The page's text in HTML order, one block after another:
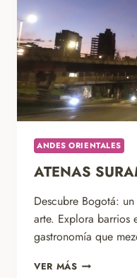
ANDES ORIENTALES
ATENAS
Descubre Bogotá:
arte. Explora barrios
gastronomía que
VER MÁSATENAS